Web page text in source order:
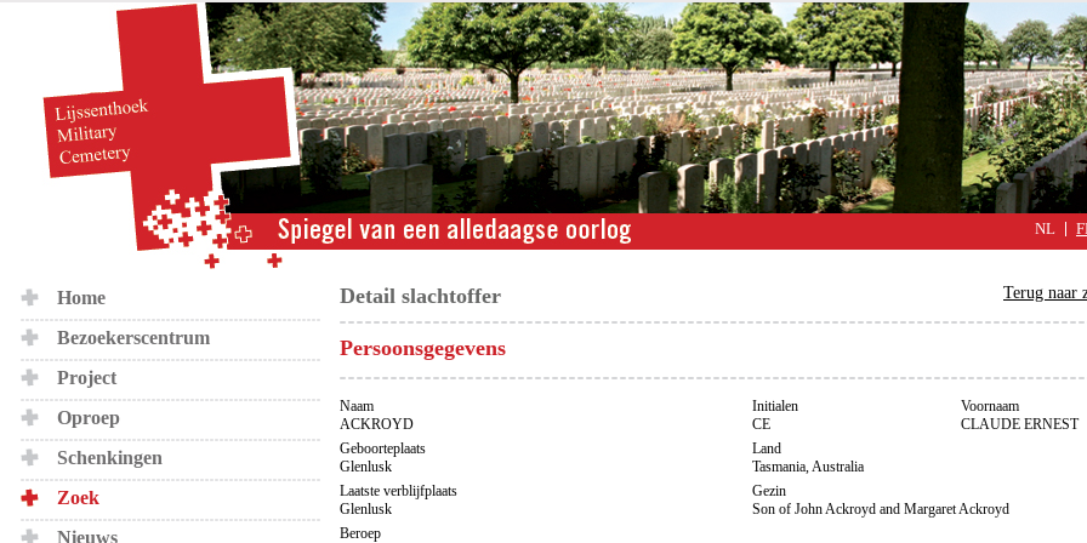
NL
Home
Bezoekerscentrum
Project
Oproep
Schenkingen
Zoek
Nieuws
Terug naar
Detail slachtoffer
Persoonsgegevens
Naam
ACKROYD
Initialen
CE
Voornaam
CLAUDE ERNEST
Geboorteplaats
Glenlusk
Land
Tasmania, Australia
Laatste verblijfplaats
Glenlusk
Gezin
Son of John Ackroyd and Margaret Ackroyd
Beroep